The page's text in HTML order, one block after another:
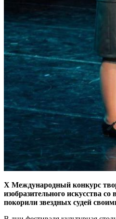
X Международный конкурс
изобразительного искусства
покорили звездных судей